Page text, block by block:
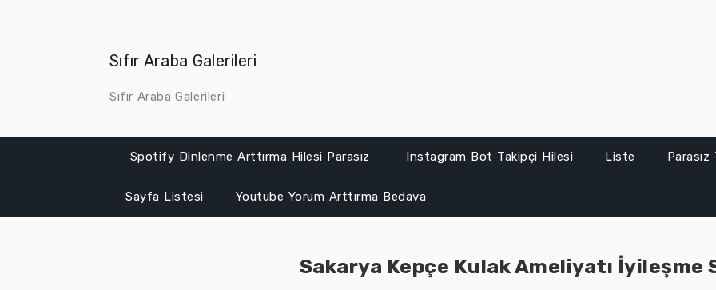
Sıfır Araba Galerileri
Sıfır Araba Galerileri
Spotify Dinlenme Arttırma Hilesi Parasız Instagram Bot Takipçi Hilesi Liste
Sayfa Listesi Youtube Yorum Arttırma Bedava
Sakarya Kepçe Kulak Ameliyatı İyileşme